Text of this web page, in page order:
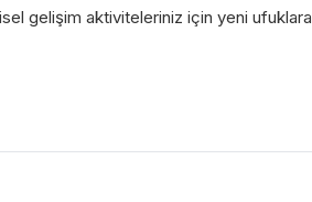
gelişim aktiviteleriniz için yeni ufuklara